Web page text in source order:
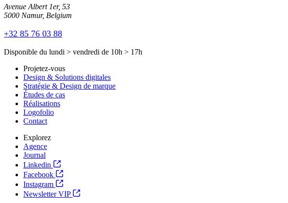
Avenue Albert 1er, 53
5000 Namur, Belgium
+32 85 76 03 88
Disponible du lundi > vendredi de 10h > 17h
Projetez-vous
Design & Solutions digitales
Stratégie & Design de marque
Études de cas
Réalisations
Logofolio
Contact
Explorez
Agence
Journal
Linkedin
Facebook
Instagram
Newsletter VIP